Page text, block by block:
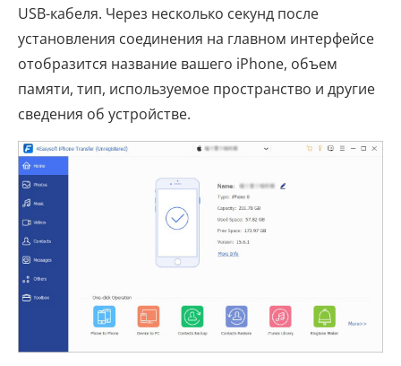
USB-кабеля. Через несколько секунд после
установления соединения на главном интерфейсе
отобразится название вашего iPhone, объем
памяти, тип, используемое пространство и другие
сведения об устройстве.